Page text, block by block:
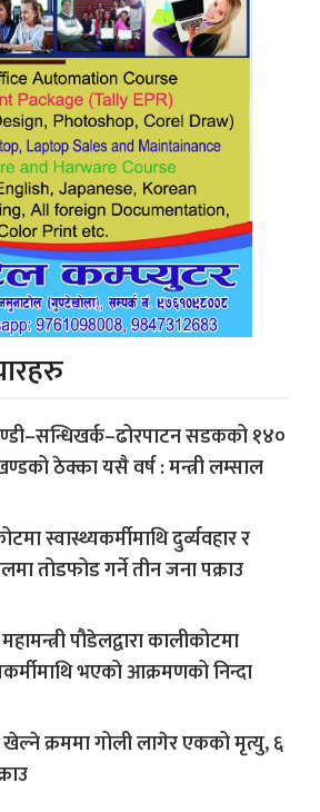
सडकको १४०
ठेक्का यसै वर्ष : मन्त्री लम्साल
स्वास्थ्यकर्मीमाथि दुर्व्यवहार र
तोडफोड गर्ने तीन जना पक्राउ
पौडेलद्वारा कालीकोटमा
भएको आक्रमणको निन्दा
क्रममा गोली लागेर एकको मृत्यु, ६